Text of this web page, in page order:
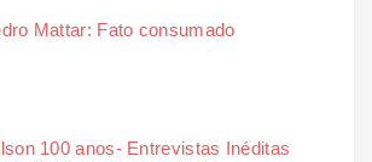
Mattar: Fato consumado
100 anos- Entrevistas Inéditas